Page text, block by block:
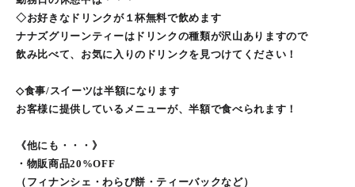
◇お好きなドリンクが１杯無料で飲めます
ナナズグリーンティーはドリンクの種類が沢山ありますので
飲み比べて、お気に入りのドリンクを見つけてください！
◇食事/スイーツは半額になります
お客様に提供しているメニューが、半額で食べられます！
《他にも・・・》
・物販商品20%OFF
（フィナンシェ・わらび餅・ティーバックなど）